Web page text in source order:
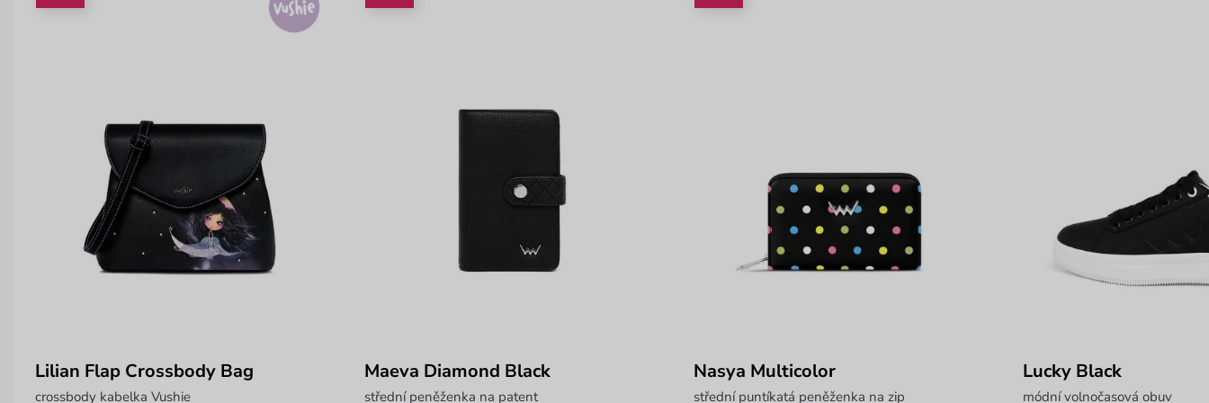
Lilian Flap Crossbody Bag
crossbody kabelka Vushie
Maeva Diamond Black
střední peněženka na patent
Nasya Multicolor
střední puntíkatá peněženka na zip
Lucky Black
módní volnočasová obuv